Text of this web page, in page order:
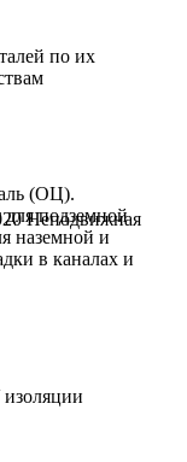
Неподвижная
по их
(ОЦ).
подземной
наземной и
в каналах и